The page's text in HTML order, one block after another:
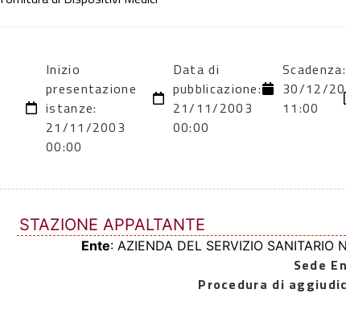
Inizio
presentazione
istanze:
21/11/2003
00:00
Data di
pubblicazione:
21/11/2003
00:00
Scadenza:
30/12/
11:00
STAZIONE APPALTANTE
Ente: AZIENDA DEL SERVIZIO
Sede
Procedura di